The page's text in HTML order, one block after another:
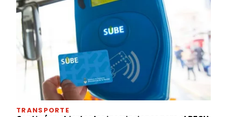
TRANSPORTE